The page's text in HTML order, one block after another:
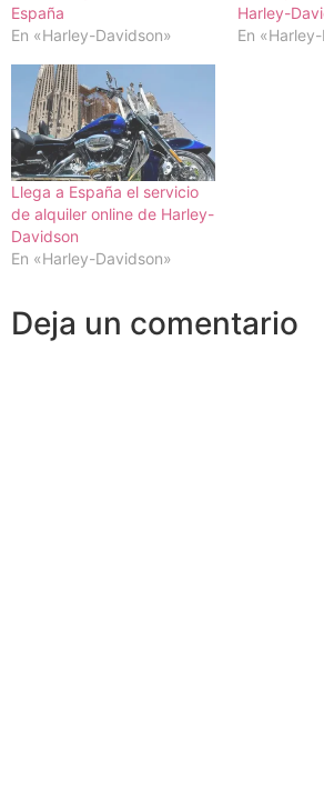
España
En «Harley-Davidson»
Harley-
En
Llega a España el servicio
de alquiler online de Harley-
Davidson
En «Harley-Davidson»
Deja un comentario